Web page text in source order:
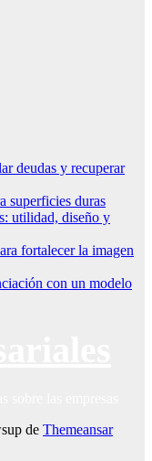
deudas y recuperar
superficies duras
utilidad, diseño y
fortalecer la imagen
con un modelo
de Themeansar